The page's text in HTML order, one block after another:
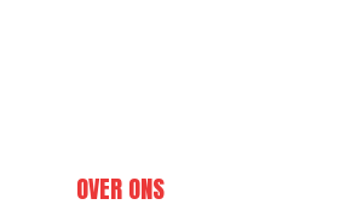
OVER ONS